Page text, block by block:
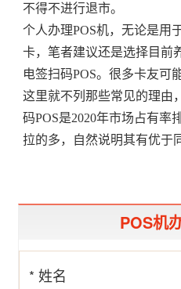
不得不进行退市。
个人办理POS机，无论是用
卡，笔者建议还是选择目前
电签扫码POS。很多卡友可
这里就不列那些常见的理由
码POS是2020年市场占有率
拉的多，自然说明其有优于
POS机
* 姓名